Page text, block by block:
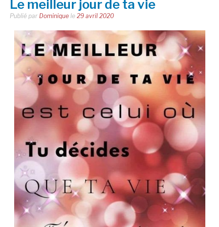
Le meilleur jour de ta vie
Publié par Dominique le 29 avril 2020